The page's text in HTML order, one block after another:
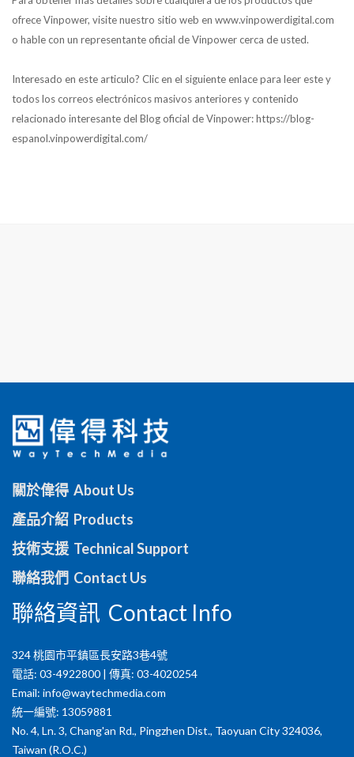
ofrece Vinpower, visite nuestro sitio web en www.vinpowerdigital.com
o hable con un representante oficial de Vinpower cerca de usted.
Interesado en este articulo? Clic en el siguiente enlace para leer este y
todos los correos electrónicos masivos anteriores y contenido
relacionado interesante del Blog oficial de Vinpower: https://blog-
espanol.vinpowerdigital.com/
關於偉得 About Us
產品介紹 Products
技術支援 Technical Support
聯絡我們 Contact Us
聯絡資訊 Contact Info
324 桃園市平鎮區長安路3巷4號
電話: 03-4922800 | 傳真: 03-4020254
Email: info@waytechmedia.com
統一編號: 13059881
No. 4, Ln. 3, Chang'an Rd., Pingzhen Dist., Taoyuan City 324036,
Taiwan (R.O.C.)